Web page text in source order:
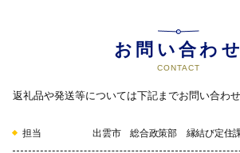
スポーツ振興に資する事業
お問い合わせ
CONTACT
返礼品や発送等については下記までお問い合わせ
担当 出雲市 総合政策部 縁結び定住